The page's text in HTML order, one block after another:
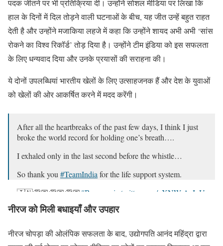
पदक जीतने पर भी प्रतिक्रिया दी। उन्होंने सोशल मीडिया पर लिखा कि
हाल के दिनों में दिल तोड़ने वाली घटनाओं के बीच, यह जीत उन्हें बहुत राहत
देती है और उन्होंने मजाकिया लहजे में कहा कि उन्होंने शायद अभी अभी ‘सांस
रोकने का विश्व रिकॉर्ड’ तोड़ दिया है। उन्होंने टीम इंडिया को इस सफलता
के लिए धन्यवाद दिया और उनके प्रयासों की सराहना की।
ये दोनों उपलब्धियां भारतीय खेलों के लिए उत्साहजनक हैं और देश के युवाओं
को खेलों की ओर आकर्षित करने में मदद करेंगी।
After all the heartbreaks of the past few days, I think I just
broke the world record for holding one’s breath….
I exhaled only in the last second before the whistle…
So thank you#TeamIndiafor the life support system.
🇮🇳👏🏽👏🏽👏🏽#Bronze
pic.twitter.com/nXNWrAeIyU
— anand mahindra (@anandmahindra)
नीरज को मिली बधाइयाँ और उपहार
नीरज चोपड़ा की ओलंपिक सफलता के बाद, उद्योगपति आनंद महिंद्रा द्वारा